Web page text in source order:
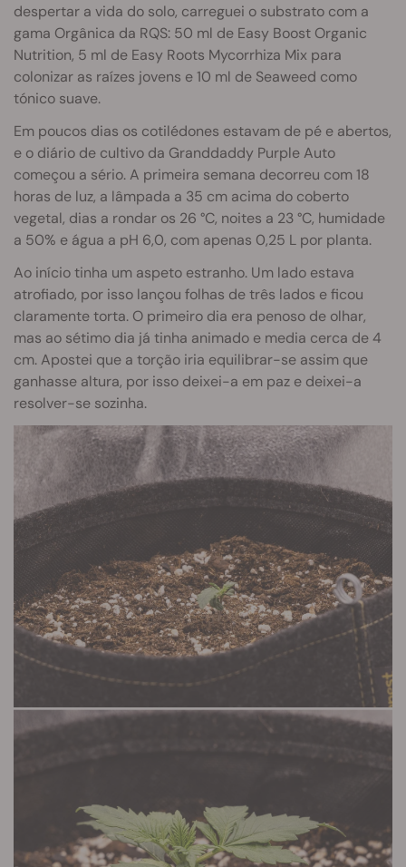
despertar a vida do solo, carreguei o substrato com a
gama Orgânica da RQS: 50 ml de Easy Boost Organic
Nutrition, 5 ml de Easy Roots Mycorrhiza Mix para
colonizar as raízes jovens e 10 ml de Seaweed como
tónico suave.
Em poucos dias os cotilédones estavam de pé e abertos,
e o diário de cultivo da Granddaddy Purple Auto
começou a sério. A primeira semana decorreu com 18
horas de luz, a lâmpada a 35 cm acima do coberto
vegetal, dias a rondar os 26 °C, noites a 23 °C, humidade
a 50% e água a pH 6,0, com apenas 0,25 L por planta.
Ao início tinha um aspeto estranho. Um lado estava
atrofiado, por isso lançou folhas de três lados e ficou
claramente torta. O primeiro dia era penoso de olhar,
mas ao sétimo dia já tinha animado e media cerca de 4
cm. Apostei que a torção iria equilibrar-se assim que
ganhasse altura, por isso deixei-a em paz e deixei-a
resolver-se sozinha.